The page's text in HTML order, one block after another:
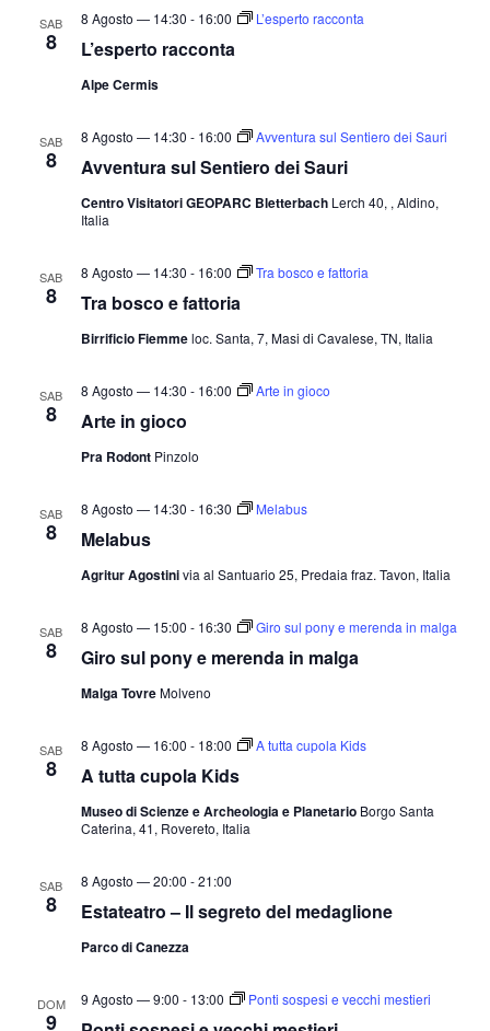
SAB
8 L’esperto racconta
8 Agosto — 14:30 - 16:00 L’esperto racconta
Alpe Cermis
SAB
8 Avventura sul Sentiero dei Sauri
8 Agosto — 14:30 - 16:00 Avventura sul Sentiero dei Sauri
Centro Visitatori GEOPARC Bletterbach Lerch 40, , Aldino,
Italia
SAB
8 Tra bosco e fattoria
8 Agosto — 14:30 - 16:00 Tra bosco e fattoria
Birrificio Fiemmeloc. Santa, 7, Masi di Cavalese, TN, Italia
SAB
8 Arte in gioco
8 Agosto — 14:30 - 16:00 Arte in gioco
Pra Rodont Pinzolo
SAB
8 Melabus
8 Agosto — 14:30 - 16:30 Melabus
Agritur Agostinivia al Santuario 25, Predaia fraz. Tavon, Italia
SAB
8 Giro sul pony e merenda in malga
8 Agosto — 15:00 - 16:30 Giro sul pony e merenda in malga
Malga TovreMolveno
SAB
8 A tutta cupola Kids
8 Agosto — 16:00 - 18:00 A tutta cupola Kids
Museo di Scienze e Archeologia e Planetario Borgo Santa
Caterina, 41, Rovereto, Italia
SAB
8 Estateatro – Il segreto del medaglione
8 Agosto — 20:00 -21:00
Parco di Canezza
DOM
9
9 Agosto — 9:00 - 13:00 Ponti sospesi e vecchi mestieri